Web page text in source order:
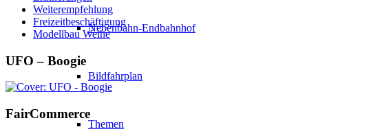
Nebenbahn-Endbahnhof
Bildfahrplan
Themen
Weiterempfehlung
Freizeitbeschäftigung
Modellbau Weihe
UFO – Boogie
FairCommerce